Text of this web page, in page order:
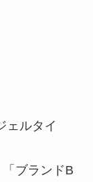
ェルタイ
ブランドB